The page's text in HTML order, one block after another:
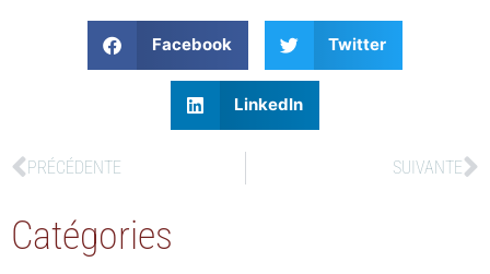
Facebook Twitter
LinkedIn
PRÉCÉDENTE SUIVANTE
Catégories